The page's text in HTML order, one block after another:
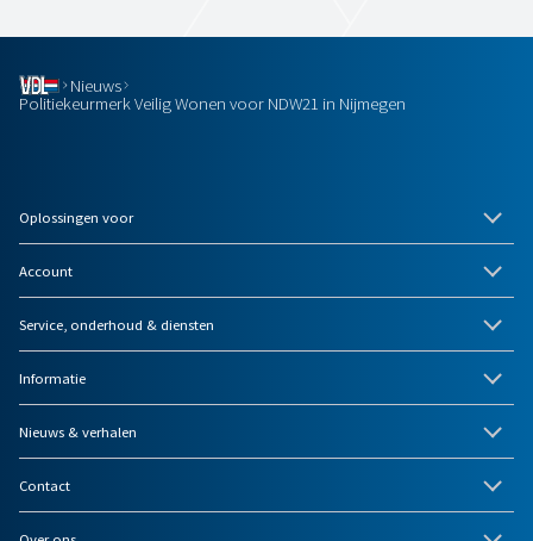
Nieuws
Politiekeurmerk Veilig Wonen voor NDW21 in Nijmegen
Oplossingen voor
Account
Service, onderhoud & diensten
Informatie
Nieuws & verhalen
Contact